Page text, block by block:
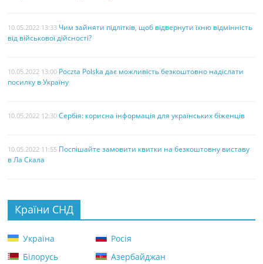
10.05.2022 13:33 Чим зайняти підлітків, щоб відвернути їхню відмінність
від військової дійсності?
10.05.2022 13:00 Poczta Polska дає можливість безкоштовно надіслати
посилку в Україну
10.05.2022 12:30 Сербія: корисна інформація для українських біженців
10.05.2022 11:55 Поспішайте замовити квитки на безкоштовну виставу
в Ла Скала
Країни СНД
Україна
Росія
Білорусь
Азербайджан